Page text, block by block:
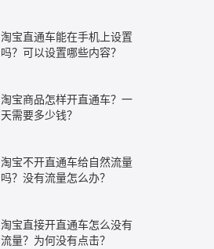
淘宝直通车能在手机上设置
吗？可以设置哪些内容？
淘宝商品怎样开直通车？一
天需要多少钱？
淘宝不开直通车给自然流量
吗？没有流量怎么办？
淘宝直接开直通车怎么没有
流量？为何没有点击？